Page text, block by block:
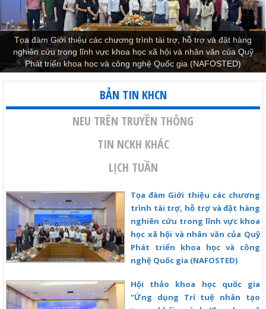
Hội thảo khoa học quốc gia “Ứng dụng Trí tuệ nhân tạo trong khối
ngành Khoa học xã hội”
BẢN TIN KHCN
NEU TRÊN TRUYỀN THÔNG
TIN NCKH KHÁC
LỊCH TUẦN
Tọa đàm Giới thiệu các chương
trình tài trợ, hỗ trợ và đặt hàng
nghiên cứu trong lĩnh vực khoa
học xã hội và nhân văn của Quỹ
Phát triển khoa học và công
nghệ Quốc gia (NAFOSTED)
Hội thảo khoa học quốc gia
“Ứng dụng Trí tuệ nhân tạo